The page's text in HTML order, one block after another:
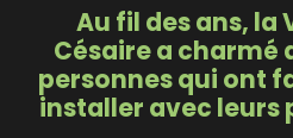
Au fil des ans, la
Césaire a charmé
personnes qui ont
installer avec leurs